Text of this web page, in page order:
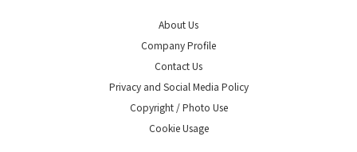
About Us
Company Profile
Contact Us
Privacy and Social Media Policy
Copyright / Photo Use
Cookie Usage